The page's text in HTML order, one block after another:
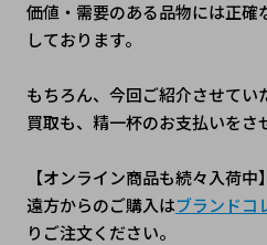
価値・需要のある品物には正確
しております。
もちろん、今回ご紹介させてい
買取も、精一杯のお支払いをさ
【オンライン商品も続々入荷中】
遠方からのご購入はブランドコ
りご注文ください。